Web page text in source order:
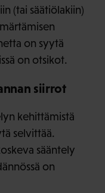
(tai säätiölakiin)
on syytä
on otsikot.
siirrot
kehittämistä
selvittää.
sääntely
on